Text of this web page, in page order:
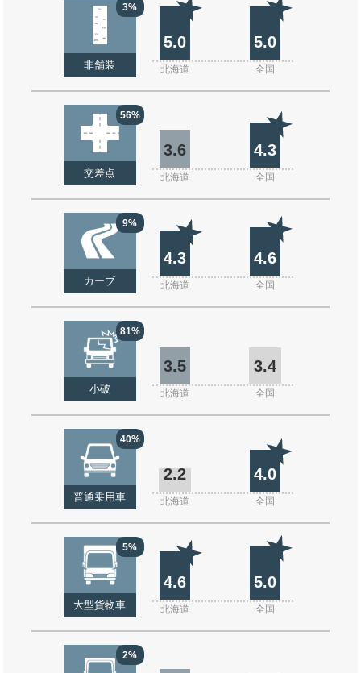
3%
非舗装
5.0 5.0
北海道 全国
56%
交差点
3.6 4.3
北海道 全国
9%
カーブ
4.3 4.6
北海道 全国
81%
小破
3.5 3.4
北海道 全国
40%
普通乗用車
2.2 4.0
北海道 全国
5%
大型貨物車
4.6 5.0
北海道 全国
2%